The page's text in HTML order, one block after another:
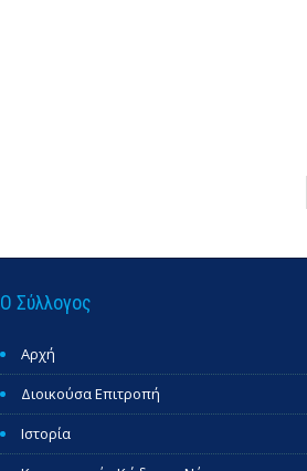
Ο Σύλλογος
Αρχή
Διοικούσα Επιτροπή
Ιστορία